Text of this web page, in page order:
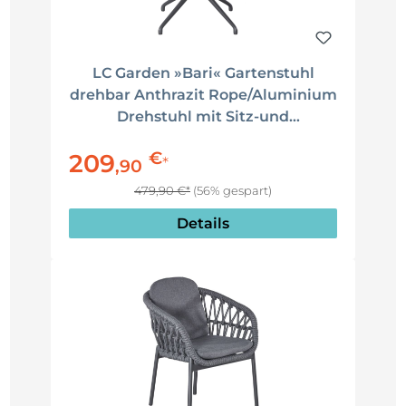
LC Garden »Bari« Gartenstuhl
drehbar Anthrazit Rope/Aluminium
Drehstuhl mit Sitz-und
209,90 €*
479,90 €* (56% gespart)
Details